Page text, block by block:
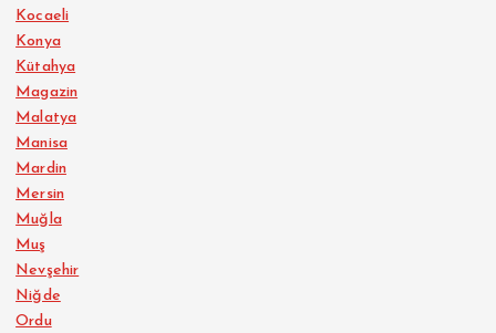
Kocaeli
Konya
Kütahya
Magazin
Malatya
Manisa
Mardin
Mersin
Muğla
Muş
Nevşehir
Niğde
Ordu